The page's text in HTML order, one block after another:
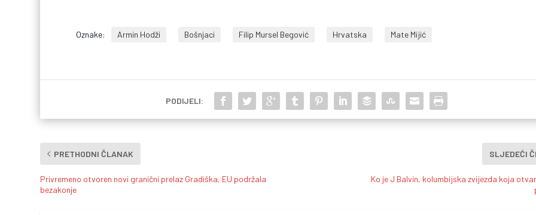
Oznake: Armin Hodži Bošnjaci Filip Mursel Begović Hrvatska Mate Mijić
PODIJELI:
PRETHODNI ČLANAK
Privremeno otvoren novi granični prelaz Gradiška, EU podržala
bezakonje
SLJEDEĆI
Ko je J Balvin, kolumbijska zvijezda koja